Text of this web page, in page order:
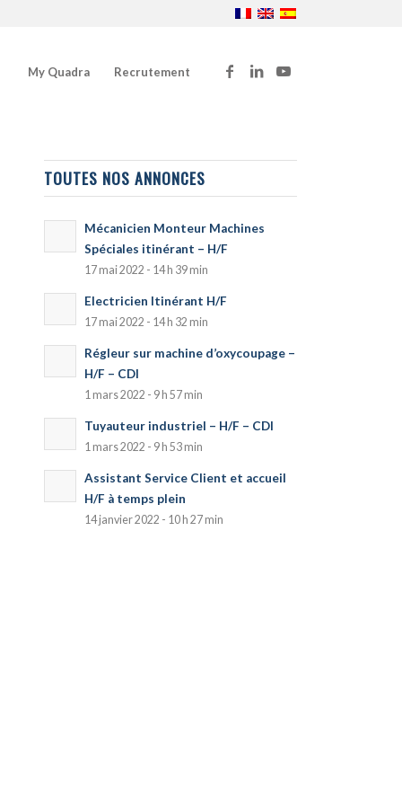
My Quadra Recrutement
TOUTES NOS ANNONCES
Mécanicien Monteur Machines
Spéciales itinérant – H/F
17 mai 2022 - 14 h 39 min
Electricien Itinérant H/F
17 mai 2022 - 14 h 32 min
Régleur sur machine d’oxycoupage –
H/F – CDI
1 mars 2022 - 9 h 57 min
Tuyauteur industriel – H/F – CDI
1 mars 2022 - 9 h 53 min
Assistant Service Client et accueil
H/F à temps plein
14 janvier 2022 - 10 h 27 min